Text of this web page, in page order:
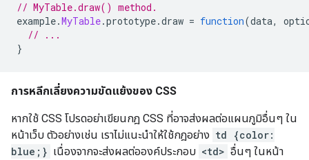
// MyTable.draw() method.
example.MyTable.prototype.draw = function(data,
// ...
}
การหลีกเลี่ยงความขัดแย้งของ CSS
หากใช้ CSS โปรดอย่าเขียนกฎ CSS ที่อาจส่งผลต่อแผนภูมิอื่นๆ ใน
หน้าเว็บ ตัวอย่างเช่น เราไม่แนะนำให้ใช้กฎอย่าง td {color:
blue;} เนื่องจากจะส่งผลต่อองค์ประกอบ <td> อื่นๆ ในหน้า